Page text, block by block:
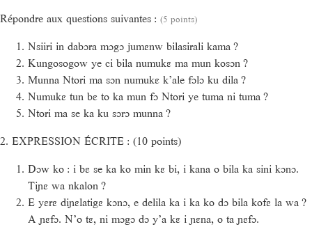
Répondre aux questions suivantes : (5 points)
Nsiiri in dabɔra mɔgɔ jumɛnw bilasirali kama ?
Kungosogow ye ci bila numukɛ ma mun kosɔn ?
Munna Ntori ma sɔn numukɛ k’ale fɔlɔ ku dila ?
Numukɛ tun bɛ to ka mun fɔ Ntori ye tuma ni tuma ?
Ntori ma se ka ku sɔrɔ munna ?
2. EXPRESSION ÉCRITE : (10 points)
Dɔw ko : i bɛ se ka ko min kɛ bi, i kana o bila ka sini kɔnɔ.
Tiɲɛ wa nkalon ?
E yɛrɛ diɲɛlatigɛ kɔnɔ, e delila ka i ka ko dɔ bila kofɛ la wa ?
A ɲɛfɔ. N’o tɛ, ni mɔgɔ dɔ y’a kɛ i ɲɛna, o ta ɲɛfɔ.